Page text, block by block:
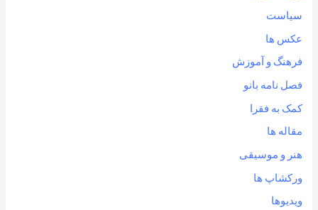
سیاست
عکس ها
فرهنگ و آموزش
فصل نامه بانو
کمک به فقرا
مقاله ها
هنر و موسیقی
ورکشاپ ها
ویدیوها